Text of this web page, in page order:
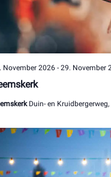
November 2026- 29. November
Duin- en